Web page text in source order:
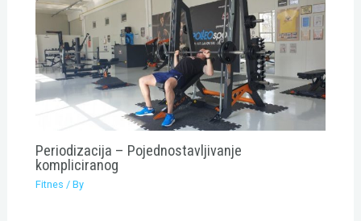
Periodizacija – Pojednostavljivanje
kompliciranog
Fitnes / By